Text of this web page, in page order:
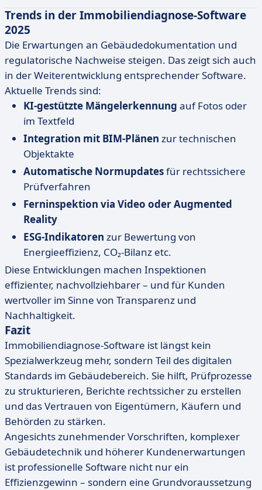
Trends in der Immobiliendiagnose-Software
2025
Die Erwartungen an Gebäudedokumentation und
regulatorische Nachweise steigen. Das zeigt sich auch
in der Weiterentwicklung entsprechender Software.
Aktuelle Trends sind:
KI-gestützte Mängelerkennung auf Fotos oder
im Textfeld
Integration mit BIM-Plänen zur technischen
Objektakte
Automatische Normupdatesfür rechtssichere
Prüfverfahren
Ferninspektion via Video oder Augmented
Reality
ESG-Indikatoren zur Bewertung von
Energieeffizienz, CO₂-Bilanz etc.
Diese Entwicklungen machen Inspektionen
effizienter, nachvollziehbarer – und für Kunden
wertvoller im Sinne von Transparenz und
Nachhaltigkeit.
Fazit
Immobiliendiagnose-Software ist längst kein
Spezialwerkzeug mehr, sondern Teil des digitalen
Standards im Gebäudebereich. Sie hilft, Prüfprozesse
zu strukturieren, Berichte rechtssicher zu erstellen
und das Vertrauen von Eigentümern, Käufern und
Behörden zu stärken.
Angesichts zunehmender Vorschriften, komplexer
Gebäudetechnik und höherer Kundenerwartungen
ist professionelle Software nicht nur ein
Effizienzgewinn – sondern eine Grundvoraussetzung